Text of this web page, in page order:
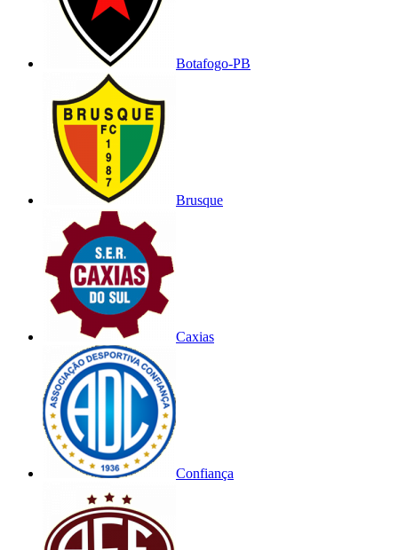
Botafogo-PB
Brusque
Caxias
Confiança